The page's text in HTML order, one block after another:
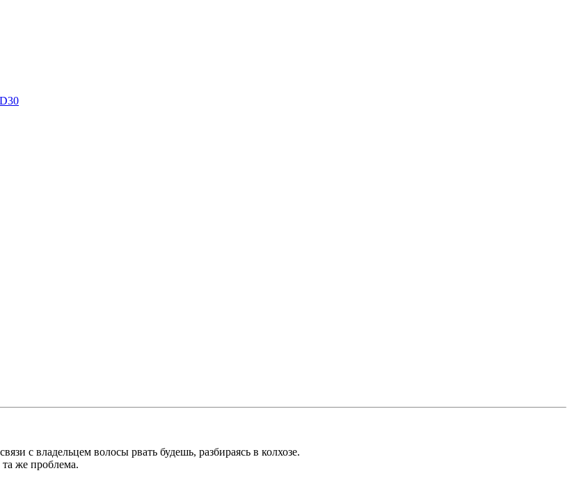
с владельцем волосы рвать будешь, разбираясь в колхозе.
же проблема.